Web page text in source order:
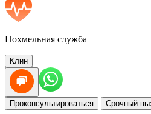
Похмельная служба
Клин
Проконсультироваться Срочный